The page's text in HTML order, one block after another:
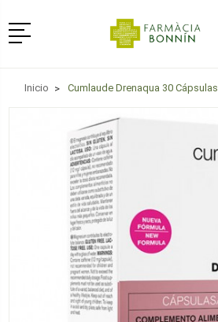
Menú
Inicio Cumlaude Drenaqua 30 Cápsulas